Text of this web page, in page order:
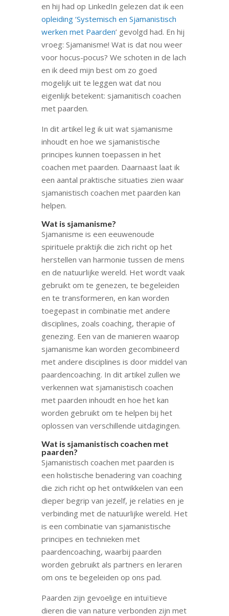
en hij had op LinkedIn gelezen dat ik een
opleiding ‘Systemisch en Sjamanistisch
werken met Paarden’ gevolgd had. En hij
vroeg: Sjamanisme! Wat is dat nou weer
voor hocus-pocus? We schoten in de lach
en ik deed mijn best om zo goed
mogelijk uit te leggen wat dat nou
eigenlijk betekent: sjamanitisch coachen
met paarden.
In dit artikel leg ik uit wat sjamanisme
inhoudt en hoe we sjamanistische
principes kunnen toepassen in het
coachen met paarden. Daarnaast laat ik
een aantal praktische situaties zien waar
sjamanistisch coachen met paarden kan
helpen.
Wat is sjamanisme?
Sjamanisme is een eeuwenoude
spirituele praktijk die zich richt op het
herstellen van harmonie tussen de mens
en de natuurlijke wereld. Het wordt vaak
gebruikt om te genezen, te begeleiden
en te transformeren, en kan worden
toegepast in combinatie met andere
disciplines, zoals coaching, therapie of
genezing. Een van de manieren waarop
sjamanisme kan worden gecombineerd
met andere disciplines is door middel van
paardencoaching. In dit artikel zullen we
verkennen wat sjamanistisch coachen
met paarden inhoudt en hoe het kan
worden gebruikt om te helpen bij het
oplossen van verschillende uitdagingen.
Wat is sjamanistisch coachen met
paarden?
Sjamanistisch coachen met paarden is
een holistische benadering van coaching
die zich richt op het ontwikkelen van een
dieper begrip van jezelf, je relaties en je
verbinding met de natuurlijke wereld. Het
is een combinatie van sjamanistische
principes en technieken met
paardencoaching, waarbij paarden
worden gebruikt als partners en leraren
om ons te begeleiden op ons pad.
Paarden zijn gevoelige en intuïtieve
dieren die van nature verbonden zijn met